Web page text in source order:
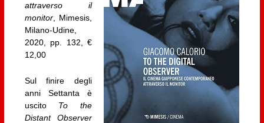
attraverso il
monitor, Mimesis,
Milano-Udine,
2020, pp. 132, €
12,00
Sul finire degli
anni Settanta è
uscito To the
Distant Observer